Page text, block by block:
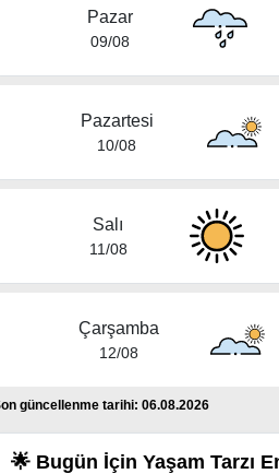
Pazar
09/08
Pazartesi
10/08
Salı
11/08
Çarşamba
12/08
güncellenme tarihi: 06.08.2026
🌟 Bugün İçin Yaşam Tarzı